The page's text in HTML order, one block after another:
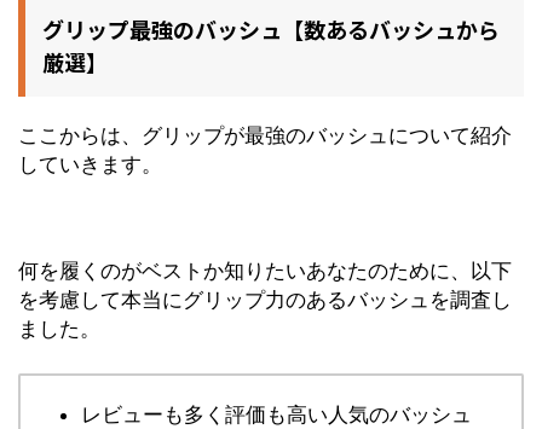
グリップ最強のバッシュ【数あるバッシュから
厳選】
ここからは、グリップが最強のバッシュについて紹介
していきます。
何を履くのがベストか知りたいあなたのために、以下
を考慮して本当にグリップ力のあるバッシュを調査し
ました。
レビューも多く評価も高い人気のバッシュ